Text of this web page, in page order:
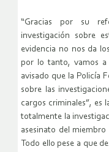
“Gracias por su
investigación sobre
evidencia no nos da
por lo tanto, vamos a
avisado que la Policía
sobre las
cargos criminales”, es
totalmente la
asesinato del
Todo ello pese a que